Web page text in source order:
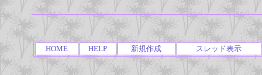
HOME HELP 新規作成 スレッド表示